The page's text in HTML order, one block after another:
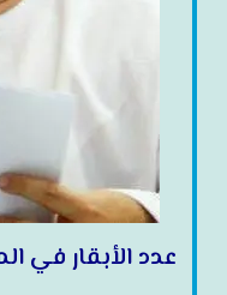
عدد الأبقار في